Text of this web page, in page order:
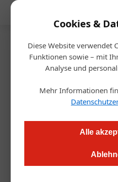
Cookies &
Diese Website verwendet
Funktionen sowie – mit
Analyse und
Mehr Informationen
Alle
Startseite/
Kulinarik-
Das Festival in der Region